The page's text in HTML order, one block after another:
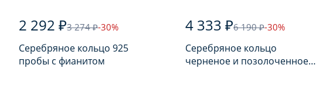
2 292 ₽3 274 ₽-30%
Серебряное кольцо 925
пробы с фианитом
4 333 ₽6 190 ₽-30%
Серебряное кольцо
черненое и позолоченное